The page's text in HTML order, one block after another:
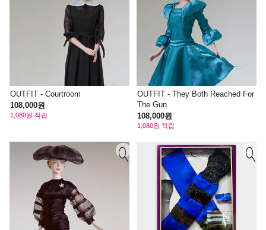
OUTFIT - Courtroom
108,000원
1,080원 적립
OUTFIT - They Both Reached For
The Gun
108,000원
1,080원 적립